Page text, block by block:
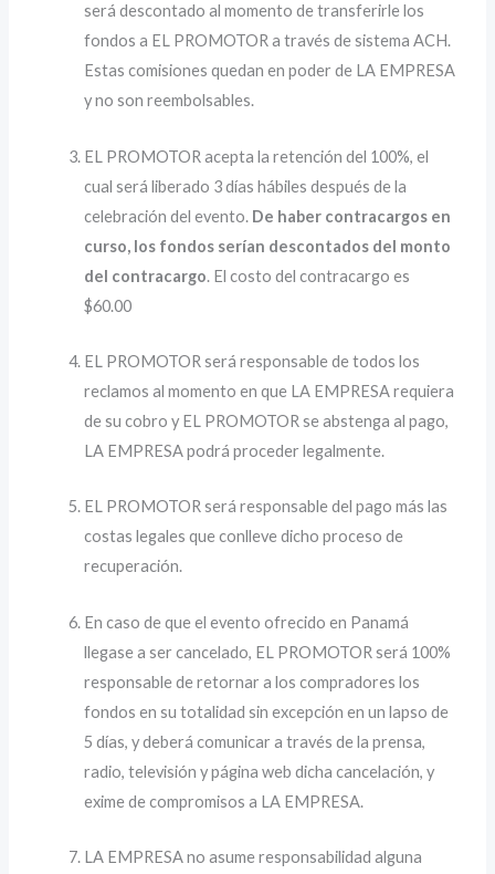
será descontado al momento de transferirle los
fondos a EL PROMOTOR a través de sistema ACH.
Estas comisiones quedan en poder de LA EMPRESA
y no son reembolsables.
EL PROMOTOR acepta la retención del 100%, el
cual será liberado 3 días hábiles después de la
celebración del evento. De haber contracargos en
curso, los fondos serían descontados del monto
del contracargo. El costo del contracargo es
$60.00
EL PROMOTOR será responsable de todos los
reclamos al momento en que LA EMPRESA requiera
de su cobro y EL PROMOTOR se abstenga al pago,
LA EMPRESA podrá proceder legalmente.
EL PROMOTOR será responsable del pago más las
costas legales que conlleve dicho proceso de
recuperación.
En caso de que el evento ofrecido en Panamá
llegase a ser cancelado, EL PROMOTOR será 100%
responsable de retornar a los compradores los
fondos en su totalidad sin excepción en un lapso de
5 días, y deberá comunicar a través de la prensa,
radio, televisión y página web dicha cancelación, y
exime de compromisos a LA EMPRESA.
LA EMPRESA no asume responsabilidad alguna